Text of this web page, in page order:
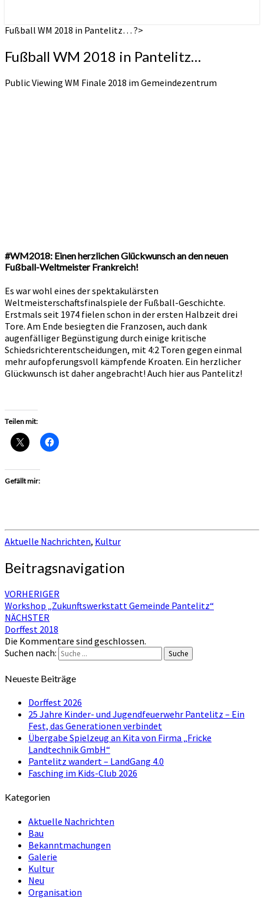
Fußball WM 2018 in Pantelitz… ?>
Fußball WM 2018 in Pantelitz…
Public Viewing WM Finale 2018 im Gemeindezentrum
#WM2018: Einen herzlichen Glückwunsch an den neuen
Fußball-Weltmeister Frankreich!
Es war wohl eines der spektakulärsten
Weltmeisterschaftsfinalspiele der Fußball-Geschichte.
Erstmals seit 1974 fielen schon in der ersten Halbzeit drei
Tore. Am Ende besiegten die Franzosen, auch dank
augenfälliger Begünstigung durch einige kritische
Schiedsrichterentscheidungen, mit 4:2 Toren gegen einmal
mehr aufopferungsvoll kämpfende Kroaten. Ein herzlicher
Glückwunsch ist daher angebracht! Auch hier aus Pantelitz!
Teilen mit:
Gefällt mir:
Aktuelle Nachrichten, Kultur
Beitragsnavigation
VORHERIGER
Workshop „Zukunftswerkstatt Gemeinde Pantelitz“
NÄCHSTER
Dorffest 2018
Die Kommentare sind geschlossen.
Suchen nach:
Suche
Neueste Beiträge
Dorffest 2026
25 Jahre Kinder- und Jugendfeuerwehr Pantelitz – Ein
Fest, das Generationen verbindet
Übergabe Spielzeug an Kita von Firma „Fricke
Landtechnik GmbH“
Pantelitz wandert – LandGang 4.0
Fasching im Kids-Club 2026
Kategorien
Aktuelle Nachrichten
Bau
Bekanntmachungen
Galerie
Kultur
Neu
Organisation